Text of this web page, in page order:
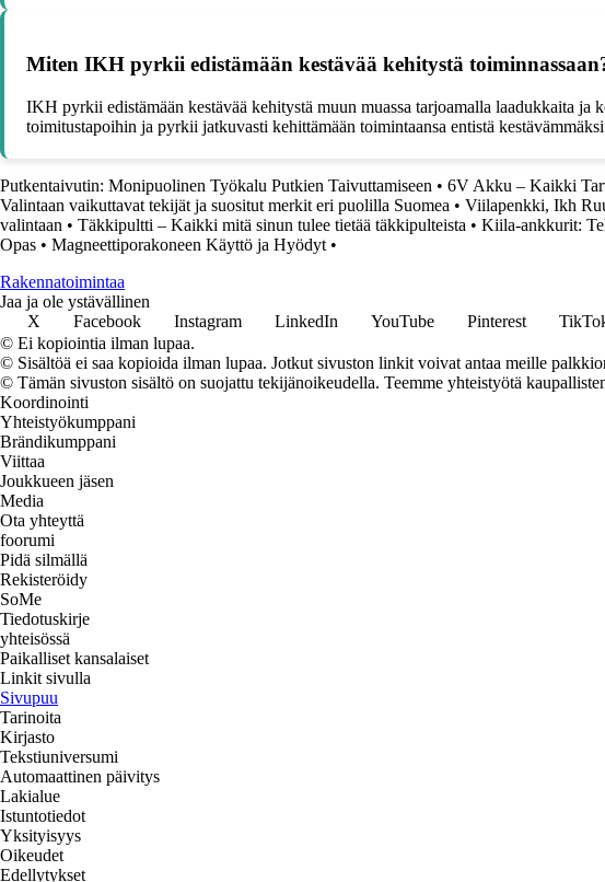
Miten IKH pyrkii edistämään kestävää kehitystä
IKH pyrkii edistämään kestävää kehitystä muun muassa tarjoamalla laadukkaita ja
toimitustapoihin ja pyrkii jatkuvasti kehittämään toimintaansa entistä
Putkentaivutin: Monipuolinen Työkalu Putkien Taivuttamiseen • 6V Akku – Kaikki
Valintaan vaikuttavat tekijät ja suositut merkit eri puolilla Suomea • Viilapenkki, Ikh
valintaan • Täkkipultti – Kaikki mitä sinun tulee tietää täkkipulteista • Kiila-ankkurit:
Opas • Magneettiporakoneen Käyttö ja Hyödyt •
Rakennatoimintaa
Jaa ja ole ystävällinen
X
Facebook Instagram LinkedIn YouTube Pinterest
© Ei kopiointia ilman lupaa.
© Sisältöä ei saa kopioida ilman lupaa. Jotkut sivuston linkit voivat antaa meille
© Tämän sivuston sisältö on suojattu tekijänoikeudella. Teemme yhteistyötä
Koordinointi
Yhteistyökumppani
Brändikumppani
Viittaa
Joukkueen jäsen
Media
Ota yhteyttä
foorumi
Pidä silmällä
Rekisteröidy
SoMe
Tiedotuskirje
yhteisössä
Paikalliset kansalaiset
Linkit sivulla
Sivupuu
Tarinoita
Kirjasto
Tekstiuniversumi
Automaattinen päivitys
Lakialue
Istuntotiedot
Yksityisyys
Oikeudet
Edellytykset